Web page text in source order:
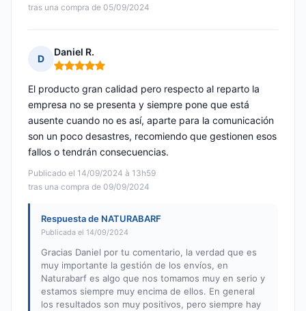
tras una compra de 05/09/2024
D
Daniel R.
Nota: 5 de 5
Publicado el 14/09/2024 à 13h59
tras una compra de 09/09/2024
El producto gran calidad pero respecto al reparto la
empresa no se presenta y siempre pone que está
ausente cuando no es así, aparte para la comunicación
son un poco desastres, recomiendo que gestionen esos
fallos o tendrán consecuencias.
Respuesta de NATURABARF
Publicada el 14/09/2024
Gracias Daniel por tu comentario, la verdad que es
muy importante la gestión de los envíos, en
Naturabarf es algo que nos tomamos muy en serio y
estamos siempre muy encima de ellos. En general
los resultados son muy positivos, pero siempre hay